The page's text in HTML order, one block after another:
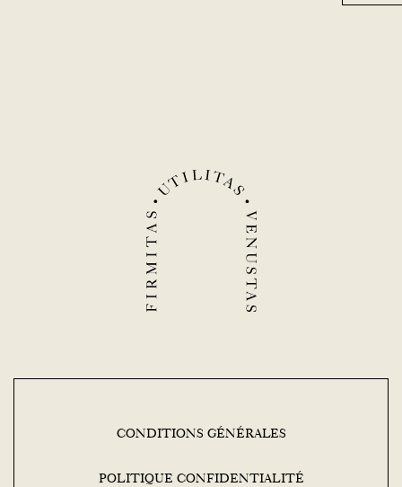
CONDITIONS GÉNÉRALES
POLITIQUE CONFIDENTIALITÉ